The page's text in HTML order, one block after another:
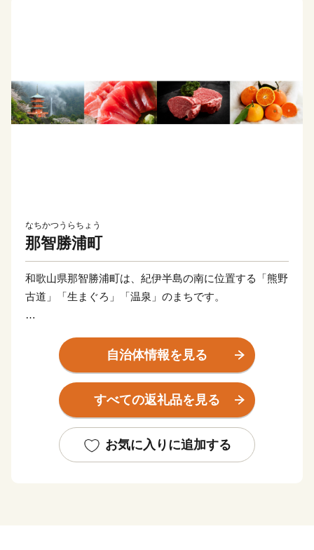
なちかつうらちょう
那智勝浦町
和歌山県那智勝浦町は、紀伊半島の南に位置する「熊野
古道」「生まぐろ」「温泉」のまちです。
世界遺産「紀伊山地の霊場と参詣道(通称：熊野古道)」
の大きな見所のひとつが那智勝浦町にあります。
苔むした石畳を上っていくと、、熊野三山のひとつ「熊
野那智大社」、西国三十三所の一番札所である「那智山
滝」が忽然と姿を現します。
いにしえの時代、上皇から庶民まで実にさまざまな人々
自治体情報を見る
すべての返礼品を見る
お気に入りに追加する